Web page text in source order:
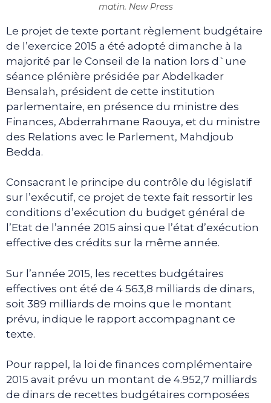
matin. New Press
Le projet de texte portant règlement budgétaire
de l’exercice 2015 a été adopté dimanche à la
majorité par le Conseil de la nation lors d`une
séance plénière présidée par Abdelkader
Bensalah, président de cette institution
parlementaire, en présence du ministre des
Finances, Abderrahmane Raouya, et du ministre
des Relations avec le Parlement, Mahdjoub
Bedda.
Consacrant le principe du contrôle du législatif
sur l’exécutif, ce projet de texte fait ressortir les
conditions d’exécution du budget général de
l’Etat de l’année 2015 ainsi que l’état d’exécution
effective des crédits sur la même année.
Sur l’année 2015, les recettes budgétaires
effectives ont été de 4 563,8 milliards de dinars,
soit 389 milliards de moins que le montant
prévu, indique le rapport accompagnant ce
texte.
Pour rappel, la loi de finances complémentaire
2015 avait prévu un montant de 4.952,7 milliards
de dinars de recettes budgétaires composées